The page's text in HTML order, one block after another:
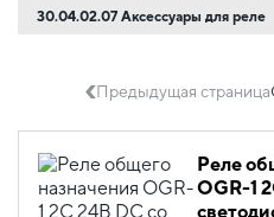
30.04.02.07 Аксессуары для реле
Предыдущая страница
Реле
OGR-1